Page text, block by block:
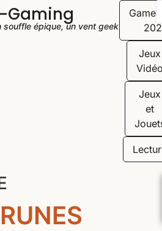
Gaming
souffle épique, un vent geek"
Jeux
Jeux
et